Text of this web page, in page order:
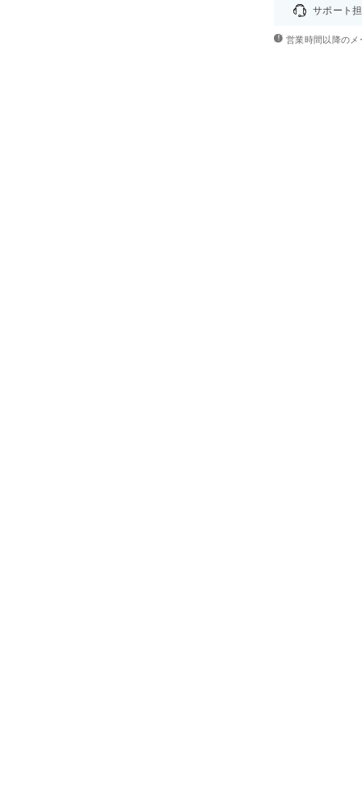
サポート
営業時間以降の